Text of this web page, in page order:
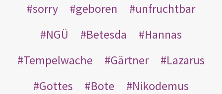
sorry
geboren
unfruchtbar
NGÜ
Betesda
Hannas
Tempelwache
Gärtner
Lazarus
Gottes
Bote
Nikodemus